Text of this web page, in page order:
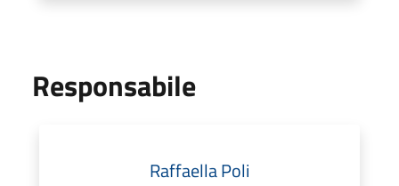
Responsabile
Raffaella Poli